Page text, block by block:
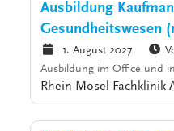
Ausbildung
Gesundheitswesen
1. August 2027
Ausbildung im Office und
Rhein-Mosel-Fachklinik